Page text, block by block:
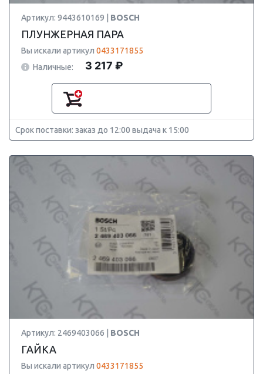
Артикул: 9443610169 | BOSCH
ПЛУНЖЕРНАЯ ПАРА
Вы искали артикул 0433171855
Наличные:
3 217 ₽
Срок поставки: заказ до 12:00 выдача к 15:00
Артикул: 2469403066 | BOSCH
ГАЙКА
Вы искали артикул 0433171855